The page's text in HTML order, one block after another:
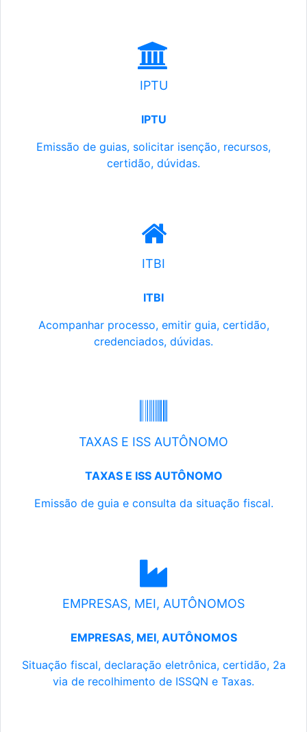
IPTU
IPTU
Emissão de guias, solicitar isenção, recursos,
certidão, dúvidas.
ITBI
ITBI
Acompanhar processo, emitir guia, certidão,
credenciados, dúvidas.
TAXAS E ISS AUTÔNOMO
TAXAS E ISS AUTÔNOMO
Emissão de guia e consulta da situação fiscal.
EMPRESAS, MEI, AUTÔNOMOS
EMPRESAS, MEI, AUTÔNOMOS
Situação fiscal, declaração eletrônica, certidão, 2a
via de recolhimento de ISSQN e Taxas.